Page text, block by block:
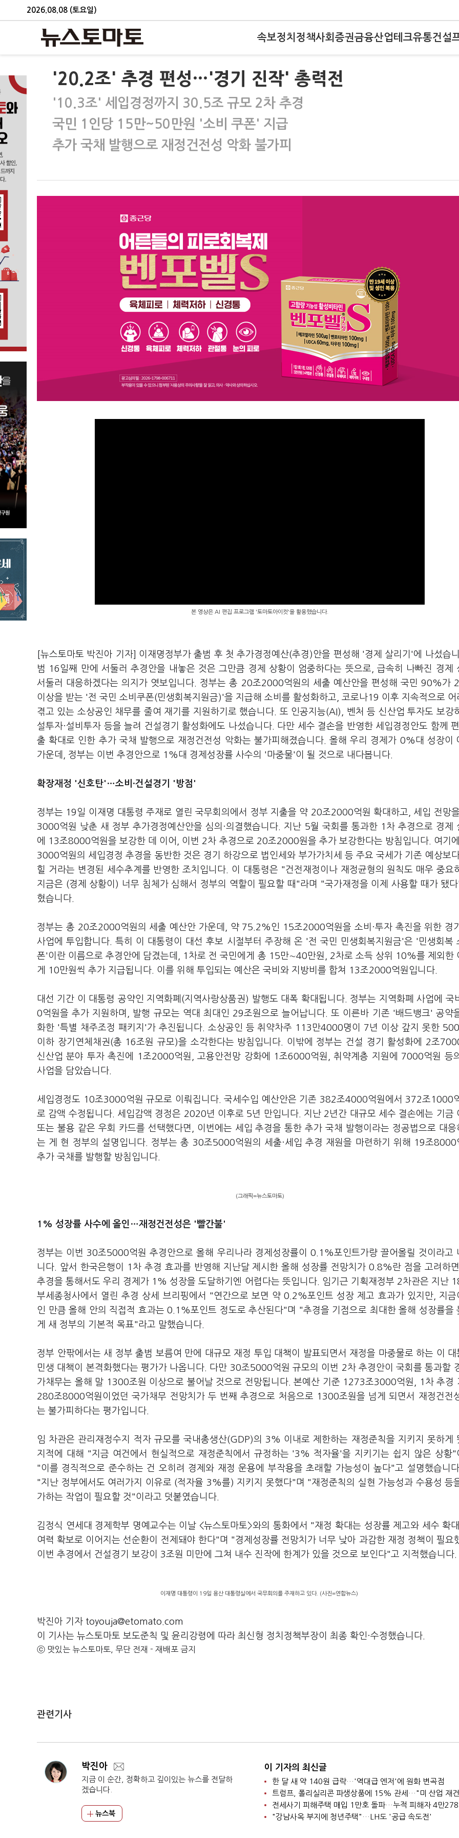
2026.08.08 (토요일)
속보정치 정책사회 증권금융산업테크유통건설
'20.2조' 추경 편성…'경기 진작' 총력전
'10.3조' 세입경정까지 30.5조 규모 2차 추경
국민 1인당 15만~50만원 '소비 쿠폰' 지급
추가 국채 발행으로 재정건전성 악화 불가피
본 영상은 AI 편집 프로그램 '토마토아이컷'을 활용했습니다.
[뉴스토마토 박진아 기자] 이재명정부가 출범 후 첫 추가경정예산(추경)안을 편성해 '경제 살리기'에 나섰습
범 16일째 만에 서둘러 추경안을 내놓은 것은 그만큼 경제 상황이 엄중하다는 뜻으로, 급속히 나빠진 경제
서둘러 대응하겠다는 의지가 엿보입니다. 정부는 총 20조2000억원의 세출 예산안을 편성해 국민 90%가
이상을 받는 '전 국민 소비쿠폰(민생회복지원금)'을 지급해 소비를 활성화하고, 코로나19 이후 지속적으로 어
겪고 있는 소상공인 채무를 줄여 재기를 지원하기로 했습니다. 또 인공지능(AI), 벤처 등 신산업 투자도 보강
설투자·설비투자 등을 늘려 건설경기 활성화에도 나섰습니다. 다만 세수 결손을 반영한 세입경정안도 함께
출 확대로 인한 추가 국채 발행으로 재정건전성 악화는 불가피해졌습니다. 올해 우리 경제가 0%대 성장이
가운데, 정부는 이번 추경안으로 1%대 경제성장률 사수의 '마중물'이 될 것으로 내다봅니다.
확장재정 '신호탄'…소비·건설경기 '방점'
정부는 19일 이재명 대통령 주재로 열린 국무회의에서 정부 지출을 약 20조2000억원 확대하고, 세입 전망
3000억원 낮춘 새 정부 추가경정예산안을 심의·의결했습니다. 지난 5월 국회를 통과한 1차 추경으로 경제
에 13조8000억원을 보강한 데 이어, 이번 2차 추경으로 20조2000원을 추가 보강한다는 방침입니다. 여기
3000억원의 세입경정 추경을 동반한 것은 경기 하강으로 법인세와 부가가치세 등 주요 국세가 기존 예상보
힐 거라는 변경된 세수추계를 반영한 조치입니다. 이 대통령은 "건전재정이나 재정균형의 원칙도 매우 중요
지금은 (경제 상황이) 너무 침체가 심해서 정부의 역할이 필요할 때"라며 "국가재정을 이제 사용할 때가 됐
혔습니다.
정부는 총 20조2000억원의 세출 예산안 가운데, 약 75.2%인 15조2000억원을 소비·투자 촉진을 위한 경
사업에 투입합니다. 특히 이 대통령이 대선 후보 시절부터 주장해 온 '전 국민 민생회복지원금'은 '민생회복
폰'이란 이름으로 추경안에 담겼는데, 1차로 전 국민에게 총 15만∼40만원, 2차로 소득 상위 10%를 제외한
게 10만원씩 추가 지급됩니다. 이를 위해 투입되는 예산은 국비와 지방비를 합쳐 13조2000억원입니다.
대선 기간 이 대통령 공약인 지역화폐(지역사랑상품권) 발행도 대폭 확대됩니다. 정부는 지역화폐 사업에 국
0억원을 추가 지원하며, 발행 규모는 역대 최대인 29조원으로 늘어납니다. 또 이른바 기존 '배드뱅크' 공약
화한 '특별 채주조정 패키지'가 추진됩니다. 소상공인 등 취약차주 113만4000명이 7년 이상 갚지 못한
이하 장기연체채권(총 16조원 규모)을 소각한다는 방침입니다. 이밖에 정부는 건설 경기 활성화에 2조
신산업 분야 투자 촉진에 1조2000억원, 고용안전망 강화에 1조6000억원, 취약계층 지원에 7000억원 등
사업을 담았습니다.
세입경정도 10조3000억원 규모로 이뤄집니다. 국세수입 예산안은 기존 382조4000억원에서 372조1000
로 감액 수정됩니다. 세입감액 경정은 2020년 이후로 5년 만입니다. 지난 2년간 대규모 세수 결손에는 기금
또는 불용 같은 우회 카드를 선택했다면, 이번에는 세입 추경을 통한 추가 국채 발행이라는 정공법으로 대응
는 게 현 정부의 설명입니다. 정부는 총 30조5000억원의 세출·세입 추경 재원을 마련하기 위해 19조8000
추가 국채를 발행할 방침입니다.
(그래픽=뉴스토마토)
1% 성장률 사수에 올인…재정건전성은 '빨간불'
정부는 이번 30조5000억원 추경안으로 올해 우리나라 경제성장률이 0.1%포인트가량 끌어올릴 것이라고
니다. 앞서 한국은행이 1차 추경 효과를 반영해 지난달 제시한 올해 성장률 전망치가 0.8%란 점을 고려하
추경을 통해서도 우리 경제가 1% 성장을 도달하기엔 어렵다는 뜻입니다. 임기근 기획재정부 2차관은 지난
부세종청사에서 열린 추경 상세 브리핑에서 "연간으로 보면 약 0.2%포인트 성장 제고 효과가 있지만, 지금
인 만큼 올해 안의 직접적 효과는 0.1%포인트 정도로 추산된다"며 "추경을 기점으로 최대한 올해 성장률을
게 새 정부의 기본적 목표"라고 말했습니다.
정부 안팎에서는 새 정부 출범 보름여 만에 대규모 재정 투입 대책이 발표되면서 재정을 마중물로 하는 이 대
민생 대책이 본격화했다는 평가가 나옵니다. 다만 30조5000억원 규모의 이번 2차 추경안이 국회를 통과할
가채무는 올해 말 1300조원 이상으로 불어날 것으로 전망됩니다. 본예산 기준 1273조3000억원, 1차 추경
280조8000억원이었던 국가채무 전망치가 두 번째 추경으로 처음으로 1300조원을 넘게 되면서 재정건전
는 불가피하다는 평가입니다.
임 차관은 관리재정수지 적자 규모를 국내총생산(GDP)의 3% 이내로 제한하는 재정준칙을 지키지 못하게
지적에 대해 "지금 여건에서 현실적으로 재정준칙에서 규정하는 '3% 적자율'을 지키기는 쉽지 않은 상황"
"이를 경직적으로 준수하는 건 오히려 경제와 재정 운용에 부작용을 초래할 가능성이 높다"고 설명했습니
"지난 정부에서도 여러가지 이유로 (적자율 3%를) 지키지 못했다"며 "재정준칙의 실현 가능성과 수용성 등
가하는 작업이 필요할 것"이라고 덧붙였습니다.
김정식 연세대 경제학부 명예교수는 이날 <뉴스토마토>와의 통화에서 "재정 확대는 성장률 제고와 세수 확
여력 확보로 이어지는 선순환이 전제돼야 한다"며 "경제성장률 전망치가 너무 낮아 과감한 재정 정책이 필요
이번 추경에서 건설경기 보강이 3조원 미만에 그쳐 내수 진작에 한계가 있을 것으로 보인다"고 지적했습니다.
이재명 대통령이 19일 용산 대통령실에서 국무회의를 주재하고 있다. (사진=연합뉴스)
박진아 기자 toyouja@etomato.com
이 기사는 뉴스토마토 보도준칙 및 윤리강령에 따라 최신형 정치정책부장이 최종 확인·수정했습니다.
ⓒ 맛있는 뉴스토마토, 무단 전재 - 재배포 금지
관련기사
박진아
지금 이 순간, 정확하고 깊이있는 뉴스를 전달하
겠습니다.
뉴스북
이 기자의 최신글
한 달 새 약 140원 급락…'역대급 엔저'에 원화 변곡점
트럼프, 폴리실리콘 파생상품에 15% 관세…"미 산업 재
전세사기 피해주택 매입 1만호 돌파…누적 피해자 4만
"강남사옥 부지에 청년주택"…LH도 '공급 속도전'